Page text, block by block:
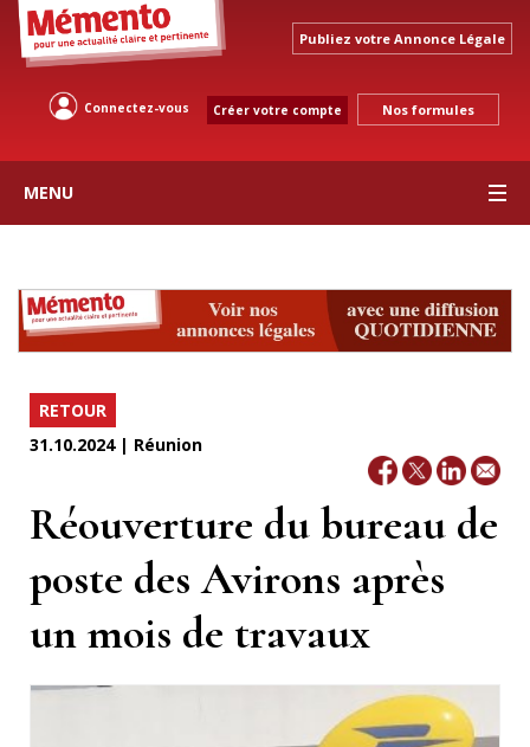
Publiez votre Annonce Légale
Connectez-vous Créer votre compte Nos formules
MENU
RETOUR
31.10.2024 | Réunion
Réouverture du bureau de
poste des Avirons après
un mois de travaux